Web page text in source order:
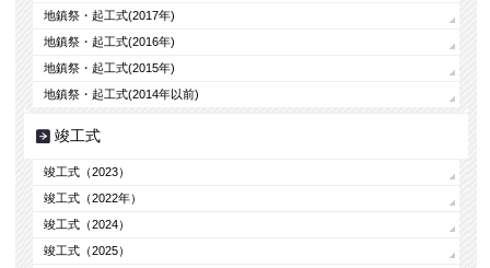
地鎮祭・起工式(2017年)
地鎮祭・起工式(2016年)
地鎮祭・起工式(2015年)
地鎮祭・起工式(2014年以前)
竣工式
竣工式（2023）
竣工式（2022年）
竣工式（2024）
竣工式（2025）